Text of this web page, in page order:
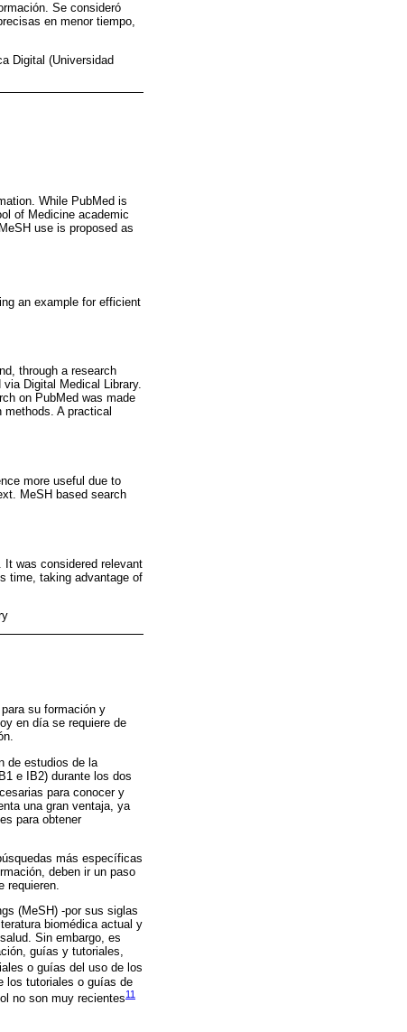
Se consideró
en menor tiempo,
Digital (Universidad
While PubMed is
of Medicine academic
use is proposed as
an example for efficient
through a research
Digital Medical Library.
on PubMed was made
A practical
more useful due to
MeSH based search
It was considered relevant
time, taking advantage of
su formación y
en día se requiere de
de estudios de la
e IB2) durante los dos
para conocer y
una gran ventaja, ya
para obtener
más específicas
deben ir un paso
requieren.
(MeSH) -por sus siglas
biomédica actual y
Sin embargo, es
guías y tutoriales,
o guías del uso de los
los tutoriales o guías de
no son muy recientes11